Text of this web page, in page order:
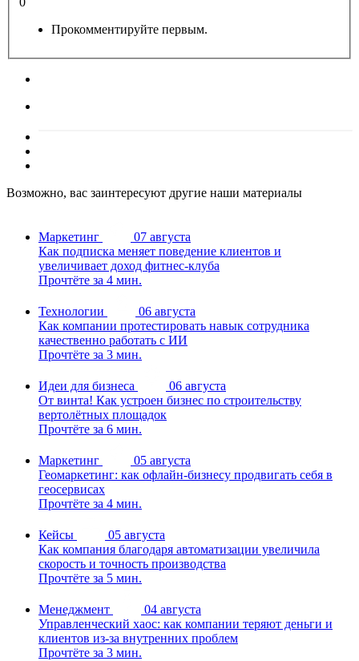
Прокомментируйте первым.
Возможно, вас заинтересуют другие наши материалы
Маркетинг
07 августа
Как подписка меняет поведение клиентов и
увеличивает доход фитнес-клуба
Прочтёте за 4 мин.
Технологии
06 августа
Как компании протестировать навык сотрудника
качественно работать с ИИ
Прочтёте за 3 мин.
Идеи для бизнеса
06 августа
От винта! Как устроен бизнес по строительству
вертолётных площадок
Прочтёте за 6 мин.
Маркетинг
05 августа
Геомаркетинг: как офлайн-бизнесу продвигать себя в
геосервисах
Прочтёте за 4 мин.
Кейсы
05 августа
Как компания благодаря автоматизации увеличила
скорость и точность производства
Прочтёте за 5 мин.
Менеджмент
04 августа
Управленческий хаос: как компании теряют деньги и
клиентов из-за внутренних проблем
Прочтёте за 3 мин.